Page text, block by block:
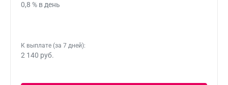
0,8 % в день
К выплате (за 7 дней):
2 140 руб.